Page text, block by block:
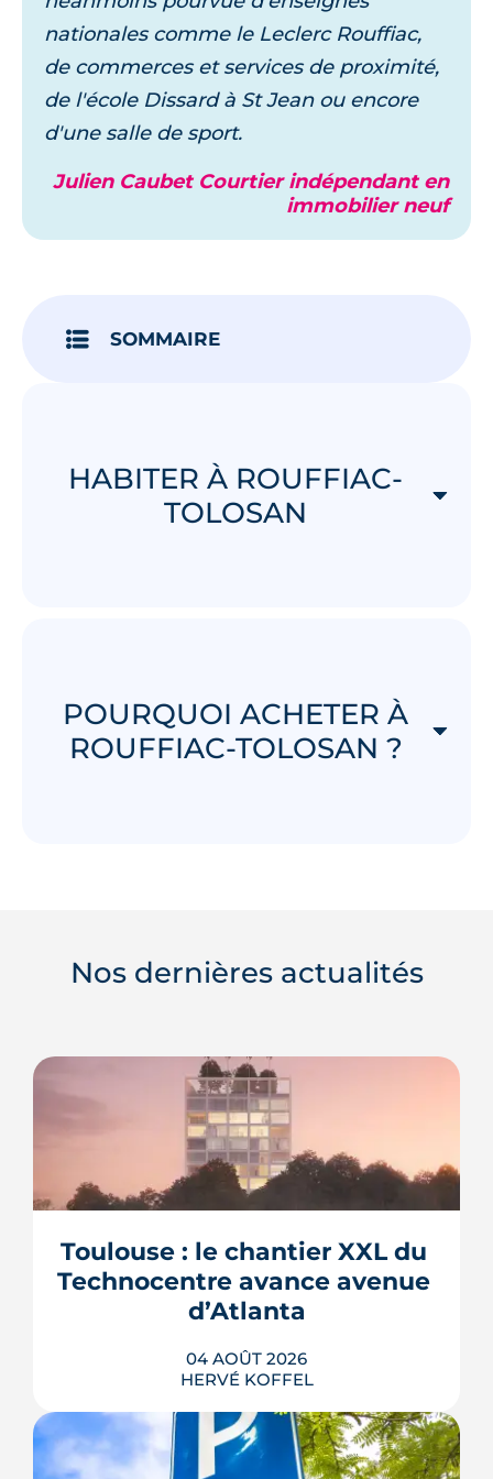
nationales comme le Leclerc Rouffiac,
de commerces et services de proximité,
de l'école Dissard à St Jean ou encore
d'une salle de sport.
Julien Caubet Courtier indépendant en
immobilier neuf
SOMMAIRE
HABITER À ROUFFIAC-
TOLOSAN
POURQUOI ACHETER À
ROUFFIAC-TOLOSAN ?
Nos dernières actualités
Toulouse : le chantier XXL du
Technocentre avance avenue
d’Atlanta
04 AOÛT 2026
HERVÉ KOFFEL